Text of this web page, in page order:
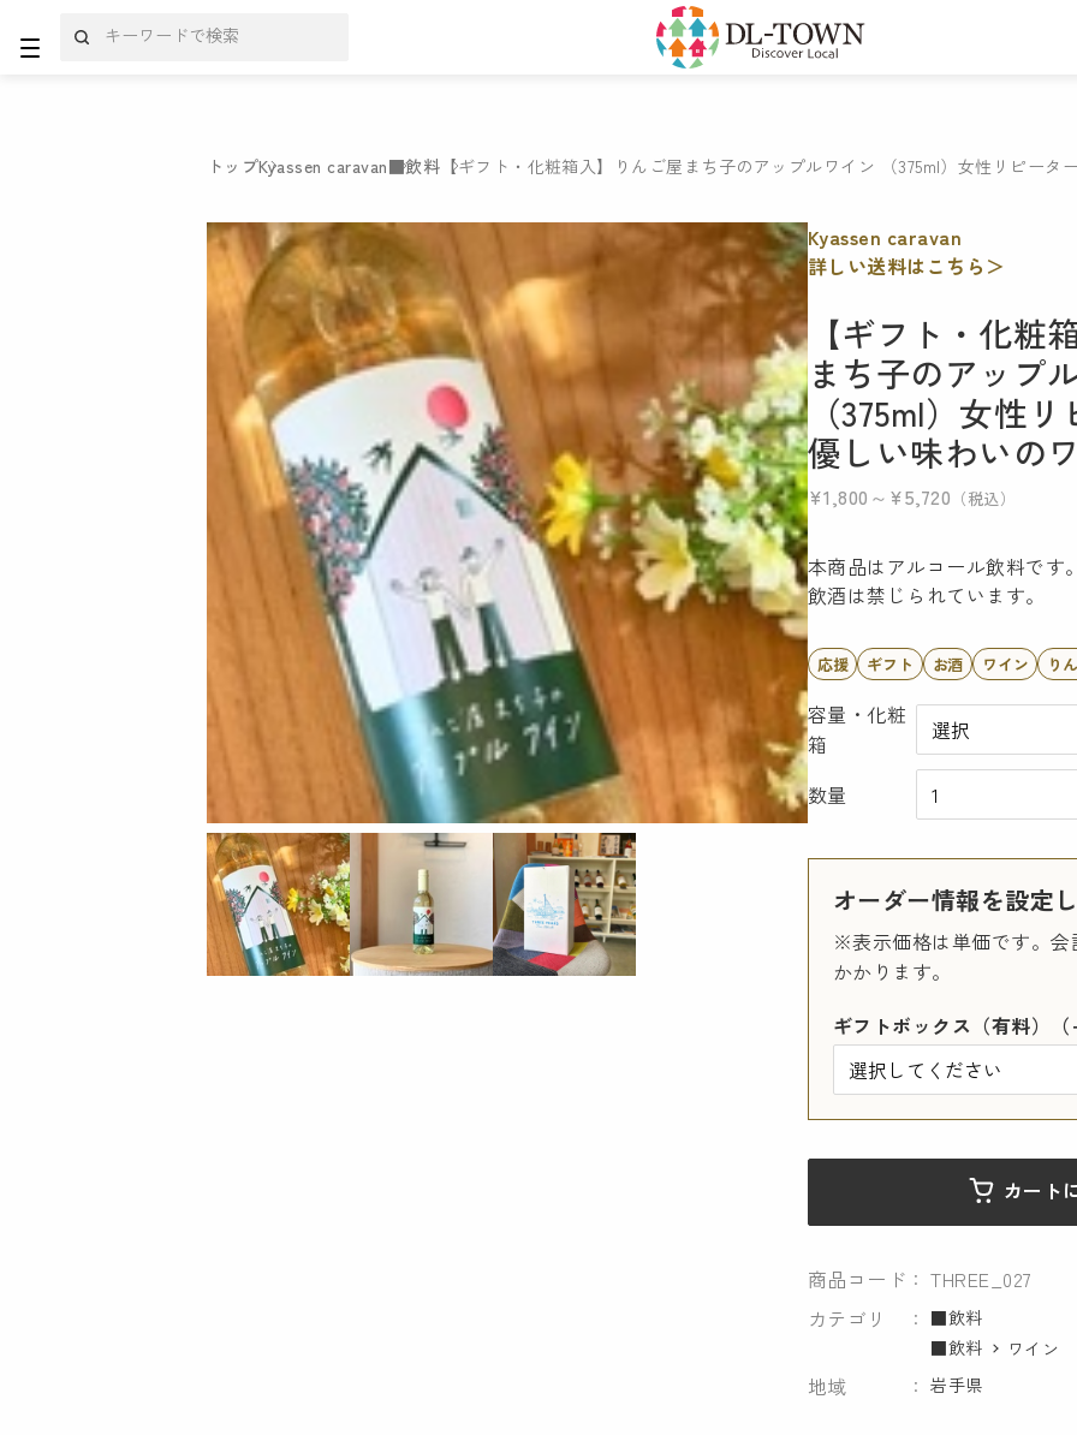
トップKyassen caravan■飲料 【ギフト・化粧箱入】りんご屋まち子のアップルワイン （375ml）女性リピータ
Kyassen caravan
詳しい送料はこちら＞
【ギフト・化粧
まち子のアップ
（375ml）女性
優しい味わいの
¥1,800～¥5,720 （税込）
本商品はアルコール飲料です
飲酒は禁じられています。
応援 ギフト お酒 ワイン り
容量・化粧
箱
数量
オーダー情報を設定
※表示価格は単価です。
かかります。
ギフトボックス（有料）
カート
商品コード
THREE_027
カテゴリ
■飲料
■飲料
ワイン
地域 岩手県